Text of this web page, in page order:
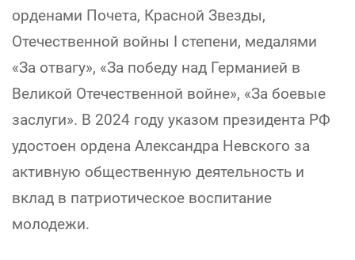
орденами Почета, Красной Звезды,
Отечественной войны I степени, медалями
«За отвагу», «За победу над Германией в
Великой Отечественной войне», «За боевые
заслуги». В 2024 году указом президента РФ
удостоен ордена Александра Невского за
активную общественную деятельность и
вклад в патриотическое воспитание
молодежи.